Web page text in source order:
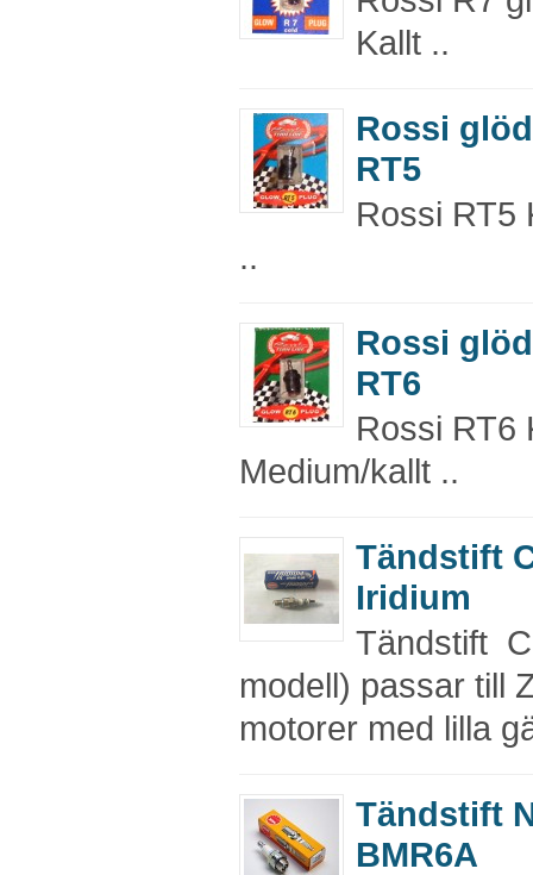
Kallt ..
Rossi
RT5
Rossi RT5
..
Rossi
RT6
Rossi RT6
Medium/kallt ..
Tändstift
Iridium
Tändstift
modell) passar till
motorer med lilla
Tändstift
BMR6A